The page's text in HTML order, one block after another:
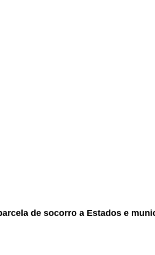
de socorro a Estados e